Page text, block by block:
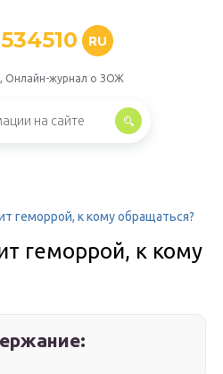
534510 RU
Онлайн-журнал о ЗОЖ
геморрой, к кому обращаться?
геморрой, к кому